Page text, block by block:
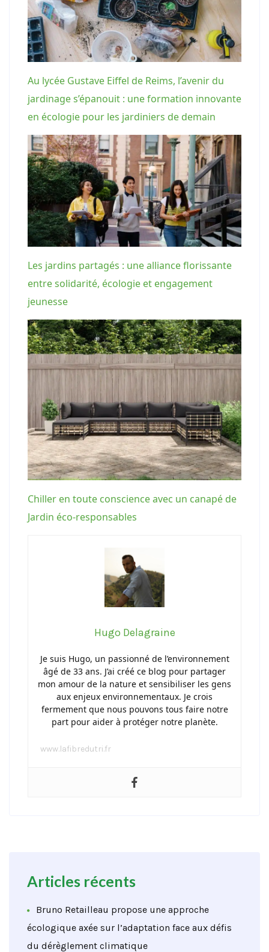
Au lycée Gustave Eiffel de Reims, l’avenir du
jardinage s’épanouit : une formation innovante
en écologie pour les jardiniers de demain
Les jardins partagés : une alliance florissante
entre solidarité, écologie et engagement
jeunesse
Chiller en toute conscience avec un canapé de
Jardin éco-responsables
Hugo Delagraine
Je suis Hugo, un passionné de l’environnement
âgé de 33 ans. J’ai créé ce blog pour partager
mon amour de la nature et sensibiliser les gens
aux enjeux environnementaux. Je crois
fermement que nous pouvons tous faire notre
part pour aider à protéger notre planète.
www.lafibredutri.fr
Articles récents
Bruno Retailleau propose une approche
écologique axée sur l’adaptation face aux défis
du dérèglement climatique